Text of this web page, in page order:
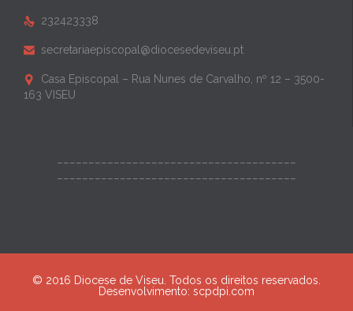
 232423338
 secretariaepiscopal@diocesedeviseu.pt

Casa Episcopal – Rua Nunes de Carvalho, nº 12 – 3500-
163 VISEU
© 2016 Diocese de Viseu. Todos os direitos reservados.
Desenvolvimento: scpdpi.com